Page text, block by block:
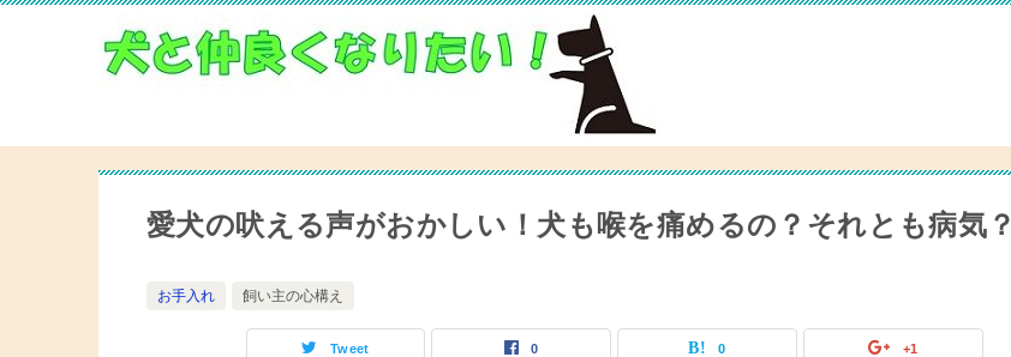
愛犬の吠える声がおかしい！犬も喉を痛めるの？それとも病気？
お手入れ 飼い主の心構え
Tweet 0 0 +1